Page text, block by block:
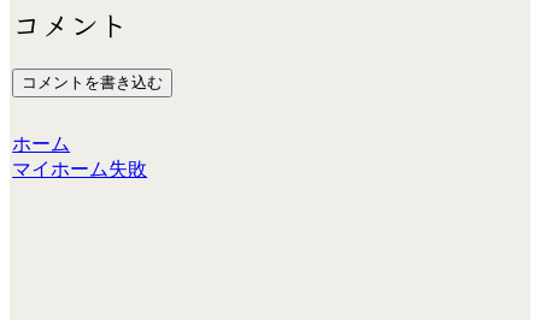
コメント
コメントを書き込む
ホーム
マイホーム失敗